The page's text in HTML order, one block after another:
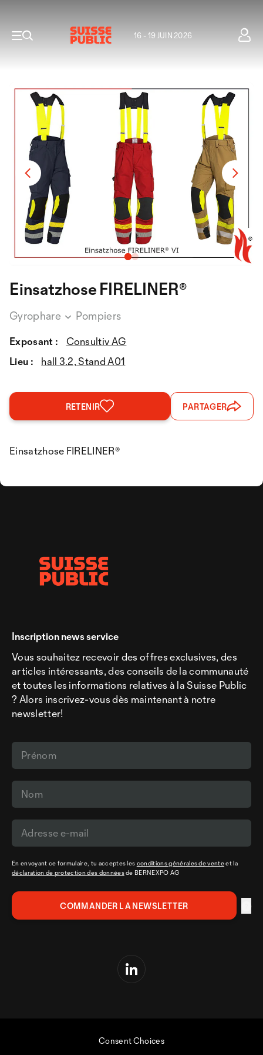
16 - 19 JUIN 2026
Einsatzhose FIRELINER®
Gyrophare Pompiers
Exposant :
Consultiv AG
Lieu :
hall 3.2, Stand A01
RETENIR PARTAGER
Einsatzhose FIRELINER®
Inscription news service
Vous souhaitez recevoir des offres exclusives, des
articles intéressants, des conseils de la communauté
et toutes les informations relatives à la Suisse Public
? Alors inscrivez-vous dès maintenant à notre
newsletter!
En envoyant ce formulaire, tu acceptes les conditions générales de venteet la
déclaration de protection des donnéesde BERNEXPO AG
Consent Choices